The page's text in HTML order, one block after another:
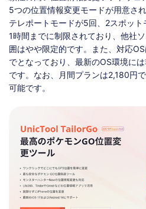
5つの位置情報変更モードが用意さ
テレポートモードが5回、2スポッ
1時間までに制限されており、他社
囲はやや限定的です。また、対応
でとなっており、最新のOS環境に
です。なお、月間プランは2,180円
可能です。